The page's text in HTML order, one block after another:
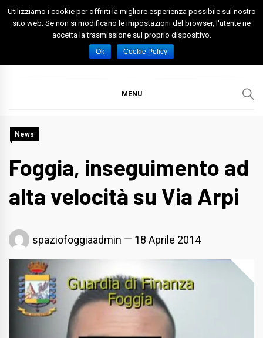
Skip
Spazio Foggia
Foggia News Calcio Eventi e Attività nella Capitanata
MENU
News
Foggia, inseguimento ad
alta velocità su Via Arpi
spaziofoggiaadmin 18 Aprile 2014
Utilizziamo i cookie per offrirti la migliore esperienza possibile sul nostro
sito web. Se non si modificano le impostazioni del browser, l'utente ne
accetta la trasmissione sul proprio dispositivo.
Ok Cookie Policy